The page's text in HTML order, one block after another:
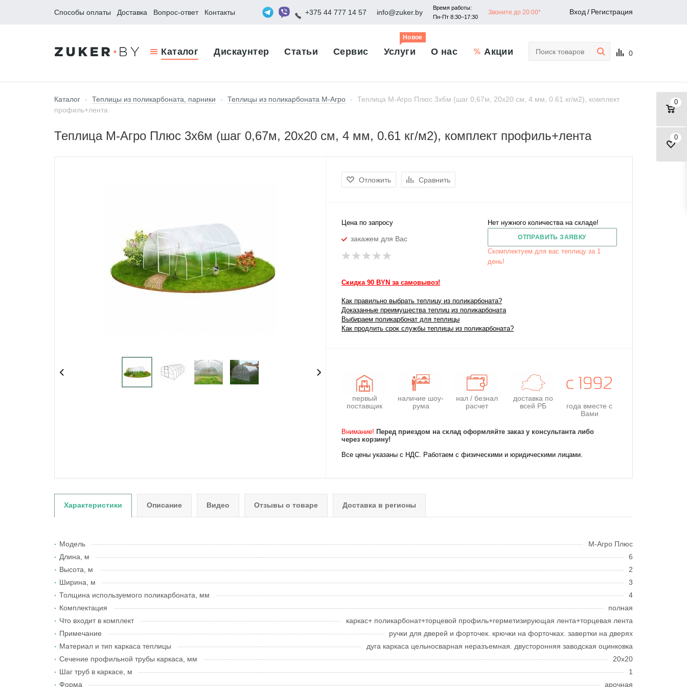
Способы оплаты Доставка Вопрос-ответ Контакты +375 44 777 14 57 info@zuker.by
Время работы:
Пн-Пт 8:30–17:30
Звоните до 20:00* Вход / Регистрация
Каталог Дискаунтер Статьи Сервис Услуги
Новое
О нас Акции 0
0
0
Каталог - Теплицы из поликарбоната, парники - Теплицы из поликарбоната М-Агро -
Теплица М-Агро Плюс 3x6м (шаг 0,67м, 20x20 см, 4 мм, 0.61 кг/м2), комплект
профиль+лента
Теплица М-Агро Плюс 3x6м (шаг 0,67м, 20x20 см, 4 мм, 0.61 кг/м2), комплект профиль+лента
Отложить Сравнить
Цена по запросу
закажем для Вас
Нет нужного количества на складе!
ОТПРАВИТЬ ЗАЯВКУ
Скомплектуем для вас теплицу за 1
день!
Скидка 90 BYN за самовывоз!
Как правильно выбрать теплицу из поликарбоната?
Доказанные преимущества теплиц из поликарбоната
Выбираем поликарбонат для теплицы
Как продлить срок службы теплицы из поликарбоната?
первый
поставщик
наличие шоу-
рума
нал / безнал
расчет
доставка по
всей РБ
года вместе с
Вами
Внимание! Перед приездом на склад оформляйте заказ у консультанта либо
через корзину!
Все цены указаны с НДС. Работаем с физическими и юридическими лицами.
Характеристики Описание Видео Отзывы о товаре Доставка в регионы
Модель
M-Агро Плюс
Длина, м
6
Высота, м
2
Ширина, м
3
Толщина используемого поликарбоната, мм
4
Комплектация
полная
Что входит в комплект
каркас+ поликарбонат+торцевой профиль+герметизирующая лента+торцевая лента
Примечание
ручки для дверей и форточек. крючки на форточках. завертки на дверях
Материал и тип каркаса теплицы
дуга каркаса цельносварная неразъемная. двусторонняя заводская оцинковка
Сечение профильной трубы каркаса, мм
20x20
Шаг труб в каркасе, м
1
Форма
арочная